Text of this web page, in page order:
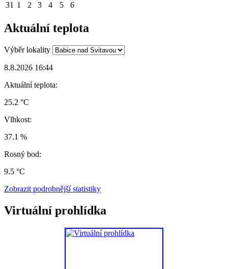
31 1 2 3 4 5 6
Aktuální teplota
Výběr lokality
8.8.2026 16:44
Aktuální teplota:
25.2 °C
Vlhkost:
37.1 %
Rosný bod:
9.5 °C
Zobrazit podrobnější statistiky
Virtuální prohlídka